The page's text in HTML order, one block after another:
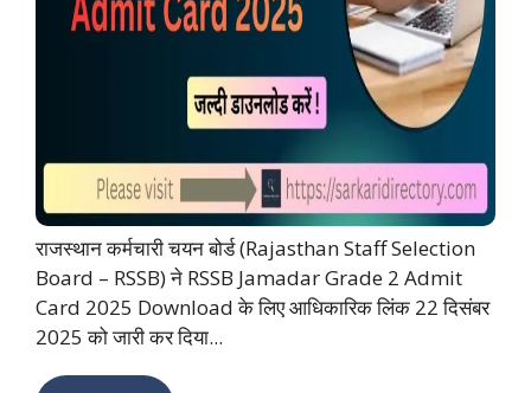
राजस्थान कर्मचारी चयन बोर्ड (Rajasthan Staff Selection
Board – RSSB) ने RSSB Jamadar Grade 2 Admit
Card 2025 Download के लिए आधिकारिक लिंक 22 दिसंबर
2025 को जारी कर दिया...